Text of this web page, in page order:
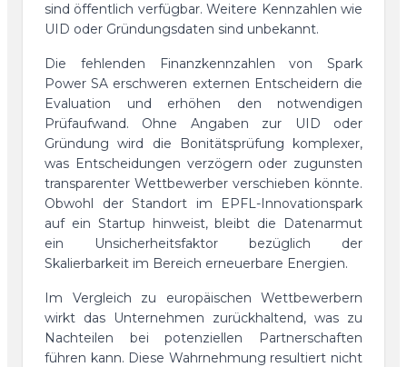
sind öffentlich verfügbar. Weitere Kennzahlen wie
UID oder Gründungsdaten sind unbekannt.
Die fehlenden Finanzkennzahlen von Spark
Power SA erschweren externen Entscheidern die
Evaluation und erhöhen den notwendigen
Prüfaufwand. Ohne Angaben zur UID oder
Gründung wird die Bonitätsprüfung komplexer,
was Entscheidungen verzögern oder zugunsten
transparenter Wettbewerber verschieben könnte.
Obwohl der Standort im EPFL-Innovationspark
auf ein Startup hinweist, bleibt die Datenarmut
ein Unsicherheitsfaktor bezüglich der
Skalierbarkeit im Bereich erneuerbare Energien.
Im Vergleich zu europäischen Wettbewerbern
wirkt das Unternehmen zurückhaltend, was zu
Nachteilen bei potenziellen Partnerschaften
führen kann. Diese Wahrnehmung resultiert nicht